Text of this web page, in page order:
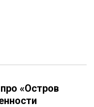
«Остров